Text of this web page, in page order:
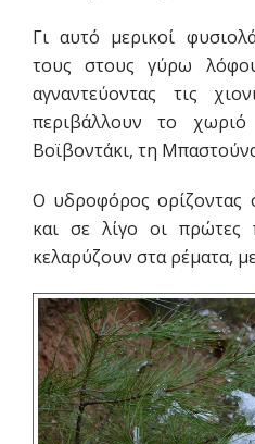
Γι αυτό μερικοί
τους στους γύρω
αγναντεύοντας τις
περιβάλλουν το
Βοϊβοντάκι, τη
Ο υδροφόρος ορίζοντας
και σε λίγο οι πρώτες
κελαρύζουν στα ρέματα,